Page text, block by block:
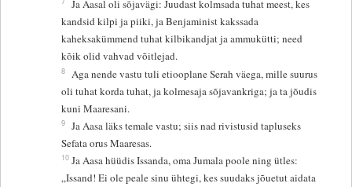
Ja Aasal oli sõjavägi: Juudast kolmsada tuhat meest, kes
kandsid kilpi ja piiki, ja Benjaminist kakssada
kaheksakümmend tuhat kilbikandjat ja ammukütti; need
kõik olid vahvad võitlejad.
8 Aga nende vastu tuli etiooplane Serah väega, mille suurus
oli tuhat korda tuhat, ja kolmesaja sõjavankriga; ja ta jõudis
kuni Maaresani.
9 Ja Aasa läks temale vastu; siis nad rivistusid tapluseks
Sefata orus Maaresas.
10 Ja Aasa hüüdis Issanda, oma Jumala poole ning ütles:
„Issand! Ei ole peale sinu ühtegi, kes suudaks jõuetut aidata